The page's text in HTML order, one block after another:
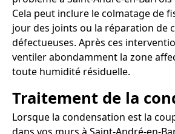
Cela peut inclure le colmatage de
jour des joints ou la réparation de
défectueuses. Après ces
ventiler abondamment la zone
toute humidité résiduelle.
Traitement de la
Lorsque la condensation est la